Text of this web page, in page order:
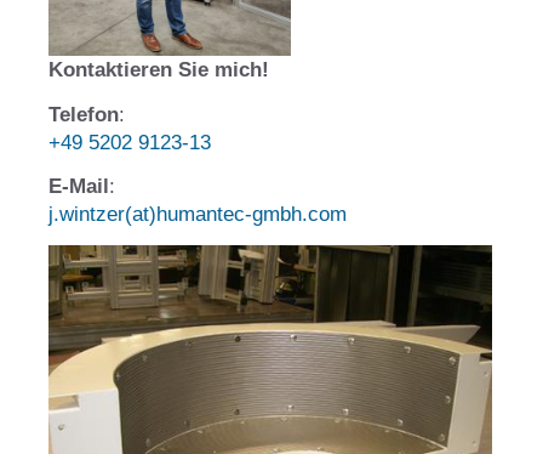
Kontaktieren Sie mich!
Telefon:
+49 5202 9123-13
E-Mail :
j.wintzer(at)humantec-gmbh.com